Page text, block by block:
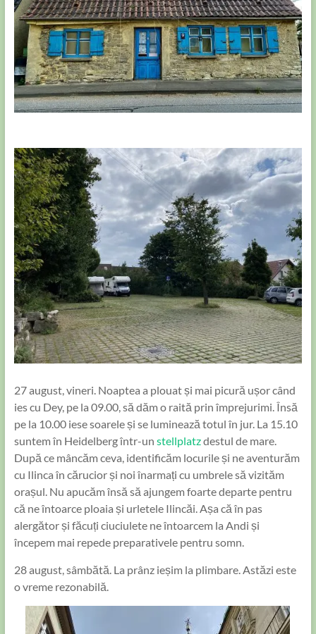
27 august, vineri. Noaptea a plouat și mai picură ușor când
ies cu Dey, pe la 09.00, să dăm o raită prin împrejurimi. Însă
pe la 10.00 iese soarele și se luminează totul în jur. La 15.10
suntem în Heidelberg într-un stellplatzdestul de mare.
După ce mâncăm ceva, identificăm locurile și ne aventurăm
cu Ilinca în cărucior și noi înarmați cu umbrele să vizităm
orașul. Nu apucăm însă să ajungem foarte departe pentru
că ne întoarce ploaia și urletele Ilincăi. Așa că în pas
alergător și făcuți ciuciulete ne întoarcem la Andi și
începem mai repede preparativele pentru somn.
28 august, sâmbătă. La prânz ieșim la plimbare. Astăzi este
o vreme rezonabilă.